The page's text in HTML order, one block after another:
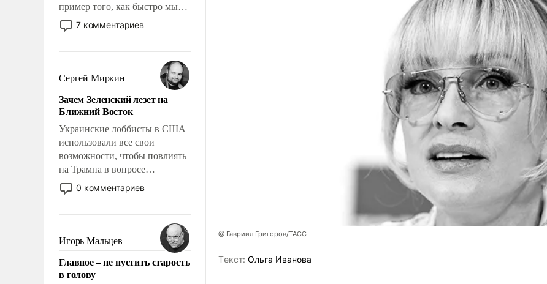
пример того, как быстро мы
двигаемся по пути
революционных изменений.
псевдонаучной фантастики,
стало всерьез обсуждаемой
идеей.
7 комментариев
Сергей Миркин
Зачем Зеленский лезет на
Ближний Восток
Украинские лоббисты в США
использовали все свои
возможности, чтобы повлиять
на Трампа в вопросе
предоставления вооружений
своим нанимателям. Вероятно,
консультирует Киев, пришла в
голову мысль: хорошо бы
продемонстрировать, что
Украина вступила в
вооруженное противостояние
0 комментариев
Игорь Мальцев
Главное – не пустить старость
в голову
@ Гавриил Григоров/ТАСС
Tекст: Ольга Иванова